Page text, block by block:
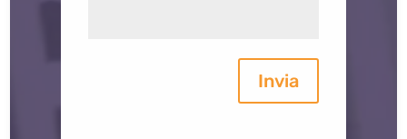
Invia